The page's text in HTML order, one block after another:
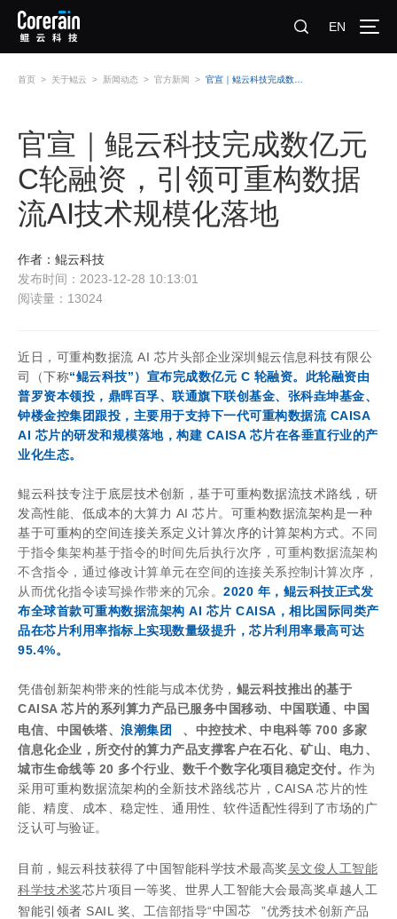
EN
首页 > 关于鲲云 > 新闻动态 > 官方新闻 >
官宣｜鲲云科技完成数亿元
C轮融资，引领可重构数据
流AI技术规模化落地
作者：鲲云科技
发布时间：2023-12-28 10:13:01
阅读量：13024
近日，可重构数据流 AI 芯片头部企业深圳鲲云信息科技有限公
司（下称“鲲云科技”）宣布完成数亿元 C 轮融资。此轮融资由
普罗资本领投，鼎晖百孚、联通旗下联创基金、张科垚坤基金、
钟楼金控集团跟投 ，主要用于支持下一代可重构数据流 CAISA
AI 芯片的研发和规模落地，构建 CAISA 芯片在各垂直行业的产
业化生态。
鲲云科技专注于底层技术创新，基于可重构数据流技术路线，研
发高性能、低成本的大算力 AI 芯片。可重构数据流架构是一种
基于可重构的空间连接关系定义计算次序的计算架构方式。 不同
于指令集架构基于指令的时间先后执行次序，可重构数据流架构
不含指令，通过修改计算单元在空间的连接关系控制计算次序，
从而优化指令读写操作带来的冗余。 2020 年，鲲云科技正式发
布全球首款可重构数据流架构 AI 芯片 CAISA，相比国际同类产
品在芯片利用率指标上实现数量级提升，芯片利用率最高可达
95.4%。
凭借创新架构带来的性能与成本优势， 鲲云科技推出的基于
CAISA 芯片的系列算力产品已服务中国移动、中国联通、中国
电信、中国铁塔、 浪潮集团
、中控技术、中电科等 700 多家
信息化企业，所交付的算力产品支撑客户在石化、矿山、电力、
城市生命线等 20 多个行业、数千个数字化项目稳定交付。 作为
采用可重构数据流架构的全新技术路线芯片，CAISA 芯片的性
能、精度、成本、稳定性、通用性、软件适配性得到了市场的广
泛认可与验证。
目前，鲲云科技获得了中国智能科学技术最高奖吴文俊人工智能
科学技术奖芯片项目一等奖、世界人工智能大会最高奖卓越人工
智能引领者 SAIL 奖、工信部指导“中国芯
”优秀技术创新产品